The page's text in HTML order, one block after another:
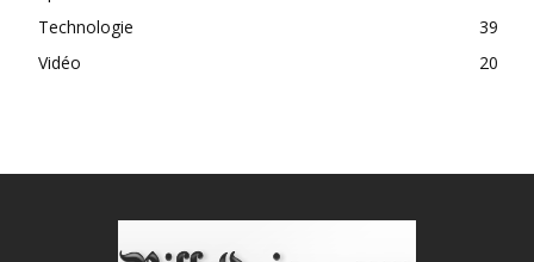
Technologie
39
Vidéo
20